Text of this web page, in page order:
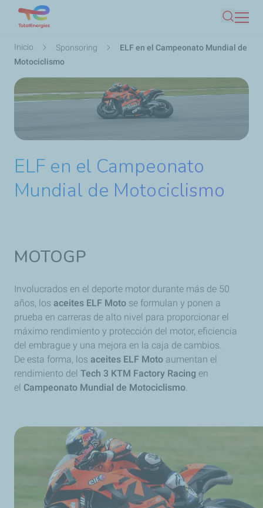
contenido
Buscar
Ruta
de
navegación
Inicio Sponsoring
ELF en el Campeonato Mundial de
Motociclismo
ELF en el Campeonato
Mundial de Motociclismo
MOTOGP
Involucrados en el deporte motor durante más de 50
años, los aceites ELF Moto se formulan y ponen a
prueba en carreras de alto nivel para proporcionar el
máximo rendimiento y protección del motor, eficiencia
del embrague y una mejora en la caja de cambios.
De esta forma, los aceites ELF Moto aumentan el
rendimiento del Tech 3 KTM Factory Racing en
el Campeonato Mundial de Motociclismo